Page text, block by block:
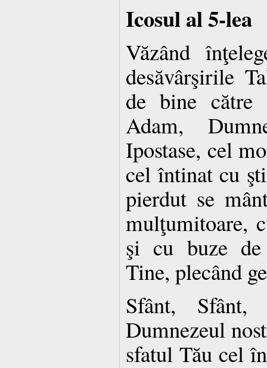
Icosul al 5-lea
Văzând
desăvârşirile
de bine
Adam,
Ipostase, cel
cel întinat cu
pierdut se
mulţumitoare,
şi cu buze
Tine, plecând
Sfânt, Sfânt,
Dumnezeul
sfatul Tău cel